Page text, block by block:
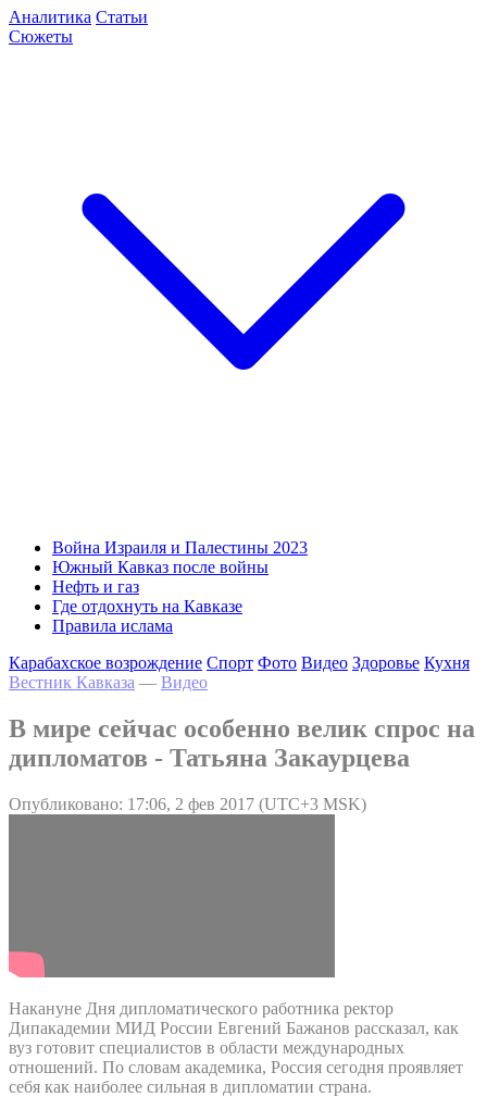
Аналитика Статьи
Сюжеты
Война Израиля и Палестины 2023
Южный Кавказ после войны
Нефть и газ
Где отдохнуть на Кавказе
Правила ислама
Карабахское возрождение Спорт Фото Видео Здоровье Кухня
Вестник Кавказа — Видео
В мире сейчас особенно велик спрос на
дипломатов - Татьяна Закаурцева
Опубликовано: 17:06, 2 фев 2017 (UTC+3 MSK)
Накануне Дня дипломатического работника ректор
Дипакадемии МИД России Евгений Бажанов рассказал, как
вуз готовит специалистов в области международных
отношений. По словам академика, Россия сегодня проявляет
себя как наиболее сильная в дипломатии страна.